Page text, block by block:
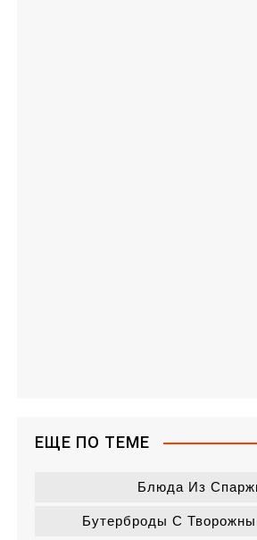
ЕЩЕ ПО ТЕМЕ
Блюда Из
Бутерброды С